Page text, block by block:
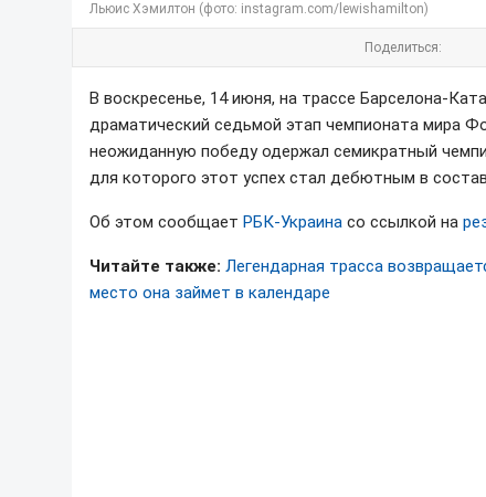
Льюис Хэмилтон (фото: instagram.com/lewishamilton)
Поделиться:
В воскресенье, 14 июня, на трассе Барселона-
драматический седьмой этап чемпионата мира
неожиданную победу одержал семикратный
для которого этот успех стал дебютным в
Об этом сообщает РБК-Украина со ссылкой на
Читайте также: Легендарная трасса
место она займет в календаре